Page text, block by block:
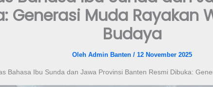
Generasi Muda Rayakan
Budaya
Oleh Admin Banten / 12 November 2025
Bahasa Ibu Sunda dan Jawa Provinsi Banten Resmi Dibuka: